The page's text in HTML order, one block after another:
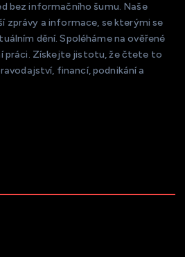
bez informačního šumu. Naše
zprávy a informace, se kterými se
dění. Spoléháme na ověřené
práci. Získejte jistotu, že čtete to
financí, podnikání a